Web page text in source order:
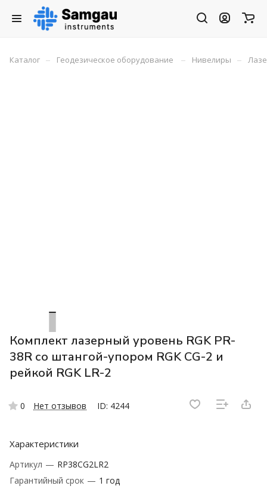
Каталог – Геодезическое оборудование – Нивелиры –
Комплект лазерный уровень RGK PR-
38R со штангой-упором RGK CG-2 и
рейкой RGK LR-2
0 Нет отзывов ID: 4244
Характеристики
Артикул — RP38CG2LR2
Гарантийный срок — 1 год